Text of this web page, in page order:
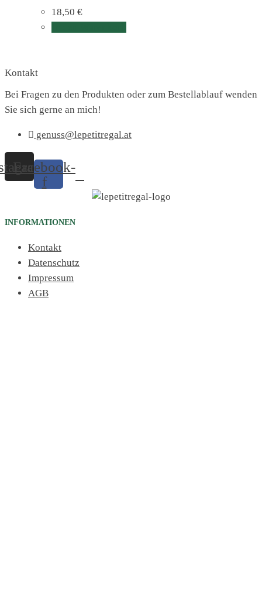
18,50 €
Kontakt
Bei Fragen zu den Produkten oder zum Bestellablauf wenden
Sie sich gerne an mich!
genuss@lepetitregal.at
Facebook-
f
INFORMATIONEN
Kontakt
Datenschutz
Impressum
AGB